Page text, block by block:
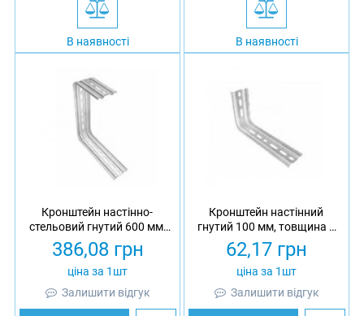
В наявності В наявності
Кронштейн настінно-
стельовий гнутий 600 мм,
товщина 2 мм,
гарячеоцинкований,
Eurotray
386,08грн
ціна за 1шт
Залишити відгук
Кронштейн настінний
гнутий 100 мм, товщина 2
мм, гарячеоцинкований,
Eurotray
62,17 грн
ціна за 1шт
Залишити відгук